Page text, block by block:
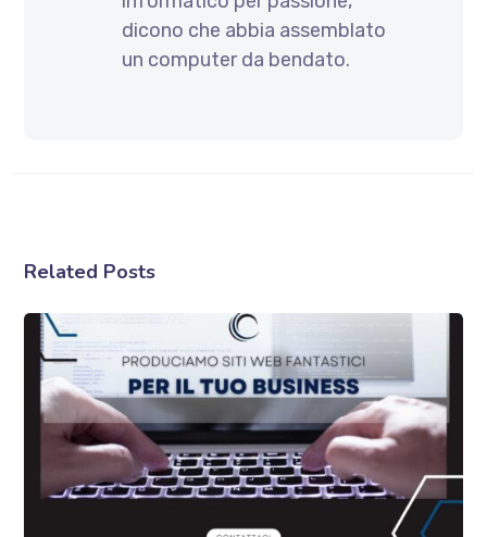
dicono che abbia assemblato
un computer da bendato.
Related Posts